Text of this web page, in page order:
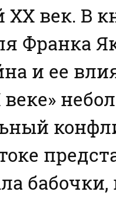
век. В
Франка
и ее
бабочки,